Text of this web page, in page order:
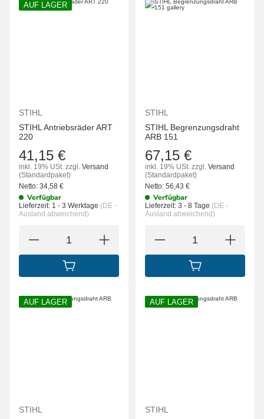
AUF LAGER
STIHL
STIHL Antriebsräder ART
220
41,15 €
inkl. 19% USt. zzgl. Versand
(Standardpaket)
Netto: 34,58 €
Verfügbar
Lieferzeit: 1 - 3 Werktage (DE -
Ausland abweichend)
IN DEN WARENKORB
STIHL
STIHL Begrenzungsdraht
ARB 151
67,15 €
inkl. 19% USt. zzgl. Versand
(Standardpaket)
Netto: 56,43 €
Verfügbar
Lieferzeit: 3 - 8 Tage (DE -
Ausland abweichend)
IN DEN
AUF LAGER
STIHL
AUF LAGER
STIHL